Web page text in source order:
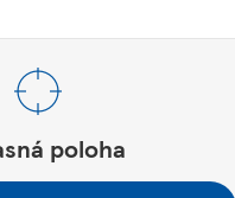
poloha